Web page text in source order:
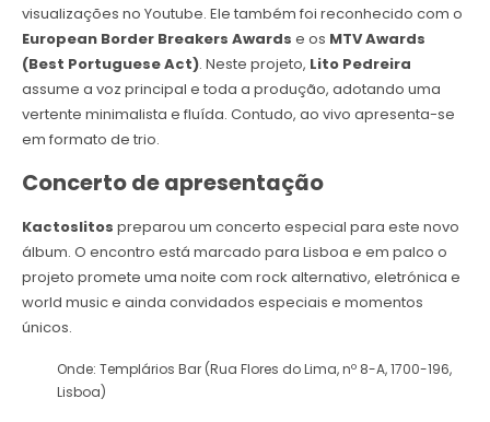
visualizações no Youtube. Ele também foi reconhecido com o
European Border Breakers Awards e os MTV Awards
(Best Portuguese Act). Neste projeto, Lito Pedreira
assume a voz principal e toda a produção, adotando uma
vertente minimalista e fluída. Contudo, ao vivo apresenta-se
em formato de trio.
Concerto de apresentação
Kactoslitos preparou um concerto especial para este novo
álbum. O encontro está marcado para Lisboa e em palco o
projeto promete uma noite com rock alternativo, eletrónica e
world music e ainda convidados especiais e momentos
únicos.
Onde: Templários Bar (Rua Flores do Lima, nº 8-A, 1700-196,
Lisboa)